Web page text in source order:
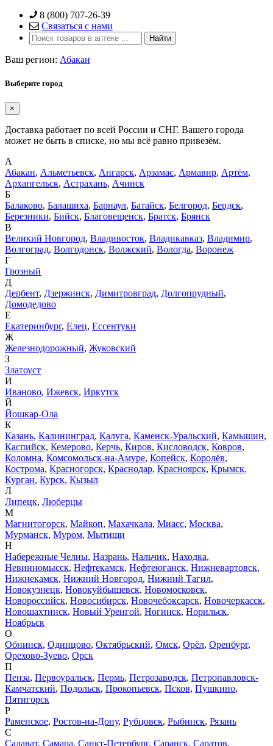
Skip
content
8 (800) 707-26-39
Связаться с нами
Ваш регион: Абакан
Выберите город
×
Доставка работает по всей России и СНГ. Вашего города
может не быть в списке, но мы всё равно привезём.
А
Абакан, Альметьевск, Ангарск, Арзамас, Армавир, Артём,
Архангельск, Астрахань, Ачинск
Б
Балаково, Балашиха, Барнаул, Батайск, Белгород, Бердск,
Березники, Бийск, Благовещенск, Братск, Брянск
В
Великий Новгород, Владивосток, Владикавказ, Владимир,
Волгоград, Волгодонск, Волжский, Вологда, Воронеж
Г
Грозный
Д
Дербент, Дзержинск, Димитровград, Долгопрудный,
Домодедово
Е
Екатеринбург, Елец, Ессентуки
Ж
Железнодорожный, Жуковский
З
Златоуст
И
Иваново, Ижевск, Иркутск
Й
Йошкар-Ола
К
Казань, Калининград, Калуга, Каменск-Уральский, Камышин,
Каспийск, Кемерово, Керчь, Киров, Кисловодск, Ковров,
Коломна, Комсомольск-на-Амуре, Копейск, Королёв,
Кострома, Красногорск, Краснодар, Красноярск, Крымск,
Курган, Курск, Кызыл
Л
Липецк, Люберцы
М
Магнитогорск, Майкоп, Махачкала, Миасс, Москва,
Мурманск, Муром, Мытищи
Н
Набережные Челны, Назрань, Нальчик, Находка,
Невинномысск, Нефтекамск, Нефтеюганск, Нижневартовск,
Нижнекамск, Нижний Новгород, Нижний Тагил,
Новокузнецк, Новокуйбышевск, Новомосковск,
Новороссийск, Новосибирск, Новочебоксарск, Новочеркасск,
Новошахтинск, Новый Уренгой, Ногинск, Норильск,
Ноябрьск
О
Обнинск, Одинцово, Октябрьский, Омск, Орёл, Оренбург,
Орехово-Зуево, Орск
П
Пенза, Первоуральск, Пермь, Петрозаводск, Петропавловск-
Камчатский, Подольск, Прокопьевск, Псков, Пушкино,
Пятигорск
Р
Раменское, Ростов-на-Дону, Рубцовск, Рыбинск, Рязань
С
Салават, Самара, Санкт-Петербург, Саранск, Саратов,